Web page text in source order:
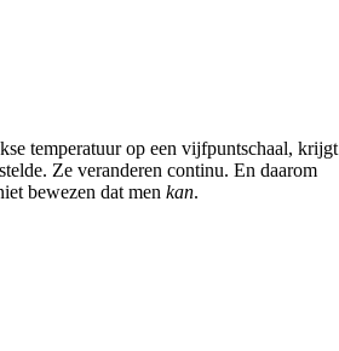
temperatuur op een vijfpuntschaal, krijgt
Ze veranderen continu. En daarom
bewezen dat men kan.